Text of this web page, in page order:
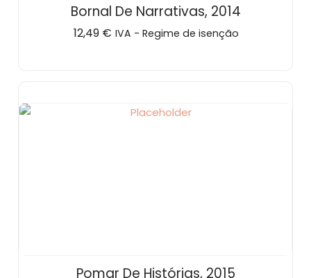
Bornal De Narrativas, 2014
12,49 € IVA - Regime de isenção
Pomar De Histórias, 2015